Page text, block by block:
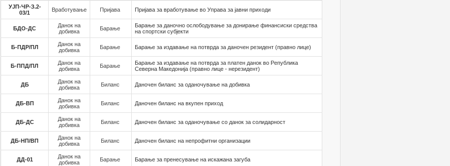
УЈП-ЧР-З.2-
03/1
Вработување Пријава Пријава за вработување во Управа за јавни приходи
БДО-ДС
Данок на
добивка
Барање
Барање за даночно ослободување за донирање финансиски средства
на спортски субјекти
Б-ПДР/ПЛ
Данок на
добивка
Барање Барање за издавање на потврда за даночен резидент (правно лице)
Б-ППД/ПЛ
Данок на
добивка
Барање
Барање за издавање на потврда за платен данок во Република
Северна Македонија (правно лице - нерезидент)
ДБ
Данок на
добивка
Биланс Даночен биланс за оданочување на добивка
ДБ-ВП
Данок на
добивка
Биланс Даночен биланс на вкупен приход
ДБ-ДС
Данок на
добивка
Биланс Даночен биланс за оданочување со данок за солидарност
ДБ-НП/ВП
Данок на
добивка
Биланс Даночен биланс на непрофитни организации
ДД-01
Данок на
добивка
Барање Барање за пренесување на искажана загуба